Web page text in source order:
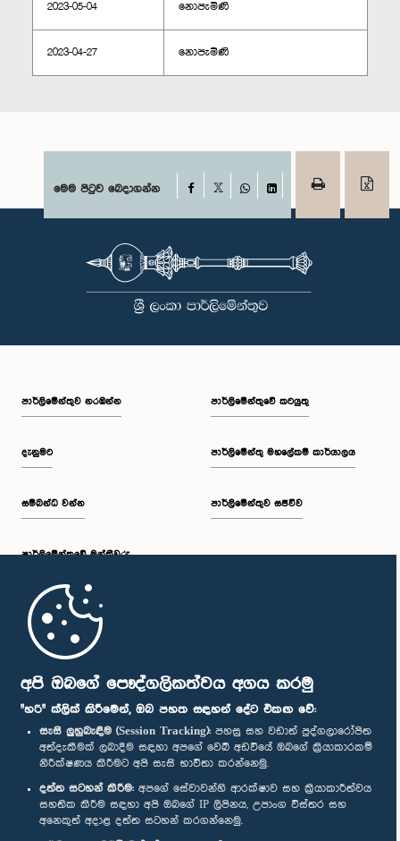
අපි ඔබගේ පෞද්ගලිකත්වය අගය කරමු
"හරි" ක්ලික් කිරීමෙන්, ඔබ පහත සඳහන් දේට එකඟ වේ:
සැසි ලුහුබැඳීම (Session Tracking): පහසු සහ වඩාත් පුද්ගලාරෝපිත
අත්දැකීමක් ලබාදීම සඳහා අපගේ වෙබ් අඩවියේ ඔබගේ ක්‍රියාකාරකම්
නිරීක්ෂණය කිරීමට අපි සැසි භාවිතා කරන්නෙමු.
දත්ත සටහන් කිරීම: අපගේ සේවාවන්හි ආරක්ෂාව සහ ක්‍රියාකාරීත්වය
සහතික කිරීම සඳහා අපි ඔබගේ IP ලිපිනය, උපාංග විස්තර සහ
අනෙකුත් අදාළ දත්ත සටහන් කරගන්නෙමු.
2023-05-04 නොපැමිණි
2023-04-27 නොපැමිණි
මෙම පිටුව බෙදාගන්න Facebook
WhatsAppLinkedIn
පාර්ලි‌මේන්තුව නරඹන්න
දැනුමට
සම්බන්ධ වන්න
පාර්ලි‌මේන්තුවේ මන්ත්‍රීවරු
මුල් පිටුව
පාර්ලිමේන්තුවේ කටයුතු
පාර්ලිමේන්තු මහලේකම් කාර්යාලය
පාර්ලිමේන්තුව සජීවීව
පාර්ලිමේන්තු ජංගම යෙදුම
අප හා සම්බන්ධ වී සිටින්න :